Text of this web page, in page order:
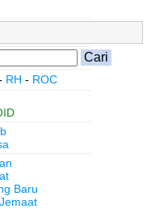
RH - ROC
Baru